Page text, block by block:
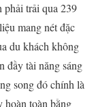
trải qua 239
mang nét đặc
du khách không
đầy tài năng sáng
song đó chính là
toàn bằng